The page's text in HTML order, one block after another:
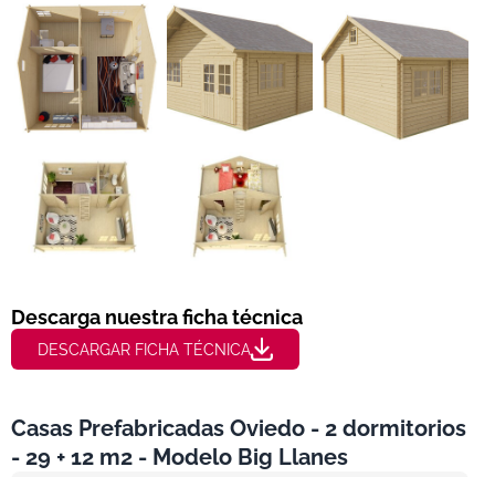
Descarga nuestra ficha técnica
DESCARGAR FICHA TÉCNICA
Casas Prefabricadas Oviedo - 2 dormitorios
- 29 + 12 m2 - Modelo Big Llanes